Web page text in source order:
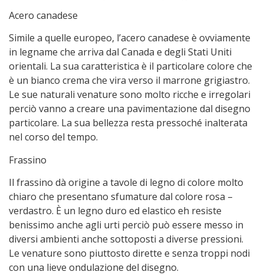
Acero canadese
Simile a quelle europeo, l’acero canadese è ovviamente
in legname che arriva dal Canada e degli Stati Uniti
orientali. La sua caratteristica è il particolare colore che
è un bianco crema che vira verso il marrone grigiastro.
Le sue naturali venature sono molto ricche e irregolari
perciò vanno a creare una pavimentazione dal disegno
particolare. La sua bellezza resta pressoché inalterata
nel corso del tempo.
Frassino
Il frassino dà origine a tavole di legno di colore molto
chiaro che presentano sfumature dal colore rosa –
verdastro. È un legno duro ed elastico eh resiste
benissimo anche agli urti perciò può essere messo in
diversi ambienti anche sottoposti a diverse pressioni.
Le venature sono piuttosto dirette e senza troppi nodi
con una lieve ondulazione del disegno.